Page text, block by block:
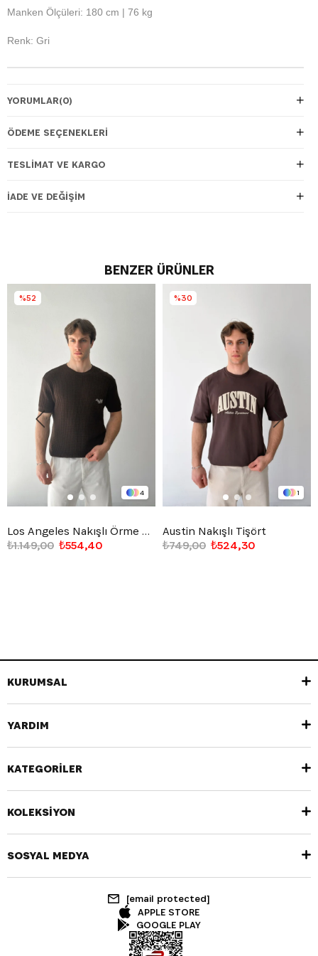
Manken Ölçüleri: 180 cm | 76 kg
Renk: Gri
YORUMLAR(0)
ÖDEME SEÇENEKLERI
TESLIMAT VE KARGO
İADE VE DEĞIŞIM
BENZER ÜRÜNLER
4
Los Angeles Nakışlı Örme Triko Tişört
₺554,40
₺1.149,00
%52
1
Austin Nakışlı Tişört
₺524,30
₺749,00
%30
KURUMSAL
YARDIM
KATEGORİLER
KOLEKSİYON
SOSYAL MEDYA
[email protected]
APPLE STORE
GOOGLE PLAY